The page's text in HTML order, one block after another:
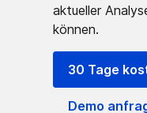
aktueller
können.
30 Tage
Demo